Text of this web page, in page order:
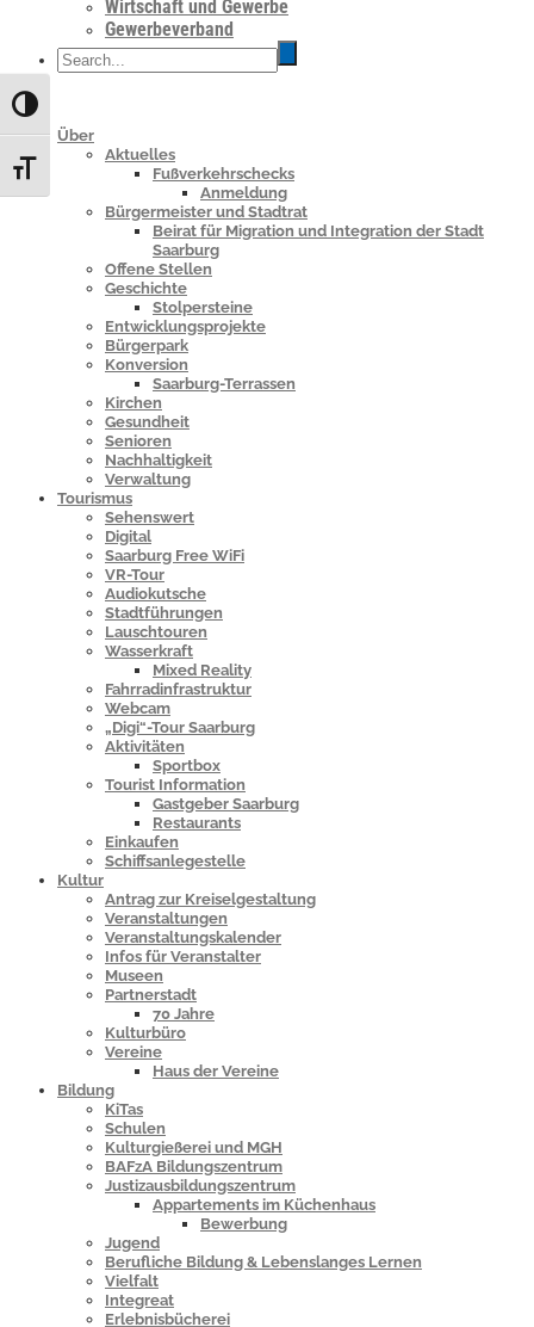
Umschalten auf hohe Kontraste
Schrift vergrößern
Wirtschaft und Gewerbe
Gewerbeverband
Über
Aktuelles
Fußverkehrschecks
Anmeldung
Bürgermeister und Stadtrat
Beirat für Migration und Integration der Stadt
Saarburg
Offene Stellen
Geschichte
Stolpersteine
Entwicklungsprojekte
Bürgerpark
Konversion
Saarburg-Terrassen
Kirchen
Gesundheit
Senioren
Nachhaltigkeit
Verwaltung
Tourismus
Sehenswert
Digital
Saarburg Free WiFi
VR-Tour
Audiokutsche
Stadtführungen
Lauschtouren
Wasserkraft
Mixed Reality
Fahrradinfrastruktur
Webcam
„Digi“-Tour Saarburg
Aktivitäten
Sportbox
Tourist Information
Gastgeber Saarburg
Restaurants
Einkaufen
Schiffsanlegestelle
Kultur
Antrag zur Kreiselgestaltung
Veranstaltungen
Veranstaltungskalender
Infos für Veranstalter
Museen
Partnerstadt
70 Jahre
Kulturbüro
Vereine
Haus der Vereine
Bildung
KiTas
Schulen
Kulturgießerei und MGH
BAFzA Bildungszentrum
Justizausbildungszentrum
Appartements im Küchenhaus
Bewerbung
Jugend
Berufliche Bildung & Lebenslanges Lernen
Vielfalt
Integreat
Erlebnisbücherei